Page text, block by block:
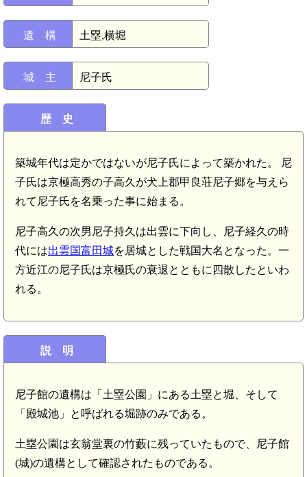
遺 構 土塁,横堀
城 主 尼子氏
歴 史
築城年代は定かではないが尼子氏によって築かれた。 尼
子氏は京極高秀の子高久が犬上郡甲良荘尼子郷を与えら
れて尼子氏を名乗った事に始まる。
尼子高久の次男尼子持久は出雲に下向し、尼子経久の時
代には出雲国富田城を居城とした戦国大名となった。一
方近江の尼子氏は京極氏の衰退とともに四散したといわ
れる。
説 明
尼子館の遺構は「土塁公園」にある土塁と堀、そして
「殿城池」と呼ばれる堀跡のみである。
土塁公園は玄翁堂裏の竹藪に残っていたもので、尼子館
(城)の遺構として確認されたものである。